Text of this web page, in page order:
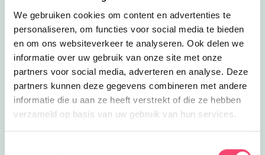
We gebruiken cookies om content en advertenties te
personaliseren, om functies voor social media te bieden
en om ons websiteverkeer te analyseren. Ook delen we
informatie over uw gebruik van onze site met onze
partners voor social media, adverteren en analyse. Deze
partners kunnen deze gegevens combineren met andere
informatie die u aan ze heeft verstrekt of die ze hebben
verzameld op basis van uw gebruik van hun services.
4.2 km
Uit eten
Herberg de Bernardushoeve
Bij De Bernardushoeve kan je écht van
Lees meer Herberg de Bernardushoeve
Uit eten
Wingbergerhoeve IJs & Fruit
Lees meer Wingbergerhoeve IJs &amp; Fruit